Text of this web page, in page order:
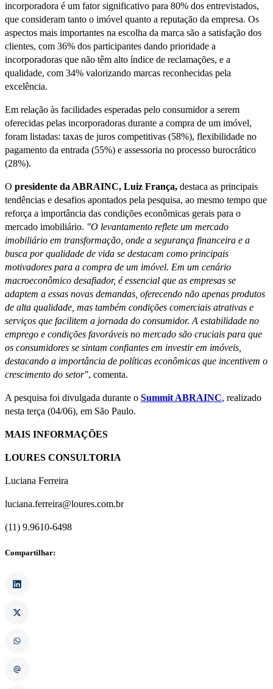
incorporadora é um fator significativo para 80% dos entrevistados,
que consideram tanto o imóvel quanto a reputação da empresa. Os
aspectos mais importantes na escolha da marca são a satisfação dos
clientes, com 36% dos participantes dando prioridade a
incorporadoras que não têm alto índice de reclamações, e a
qualidade, com 34% valorizando marcas reconhecidas pela
excelência.
Em relação às facilidades esperadas pelo consumidor a serem
oferecidas pelas incorporadoras durante a compra de um imóvel,
foram listadas: taxas de juros competitivas (58%), flexibilidade no
pagamento da entrada (55%) e assessoria no processo burocrático
(28%).
O presidente da ABRAINC, Luiz França, destaca as principais
tendências e desafios apontados pela pesquisa, ao mesmo tempo que
reforça a importância das condições econômicas gerais para o
mercado imobiliário. "O levantamento reflete um mercado
imobiliário em transformação, onde a segurança financeira e a
busca por qualidade de vida se destacam como principais
motivadores para a compra de um imóvel. Em um cenário
macroeconômico desafiador, é essencial que as empresas se
adaptem a essas novas demandas, oferecendo não apenas produtos
de alta qualidade, mas também condições comerciais atrativas e
serviços que facilitem a jornada do consumidor. A estabilidade no
emprego e condições favoráveis no mercado são cruciais para que
os consumidores se sintam confiantes em investir em imóveis,
destacando a importância de políticas econômicas que incentivem o
crescimento do setor", comenta.
A pesquisa foi divulgada durante o Summit ABRAINC, realizado
nesta terça (04/06), em São Paulo.
MAIS INFORMAÇÕES
LOURES CONSULTORIA
Luciana Ferreira
luciana.ferreira@loures.com.br
(11) 9.9610-6498
Compartilhar: